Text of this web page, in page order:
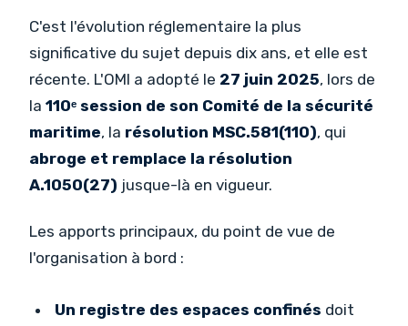
C'est l'évolution réglementaire la plus
significative du sujet depuis dix ans, et elle est
récente. L'OMI a adopté le 27 juin 2025, lors de
la 110ᵉ session de son Comité de la sécurité
maritime, la résolution MSC.581(110), qui
abroge et remplace la résolution
A.1050(27) jusque-là en vigueur.
Les apports principaux, du point de vue de
l'organisation à bord :
Un registre des espaces confinés doit